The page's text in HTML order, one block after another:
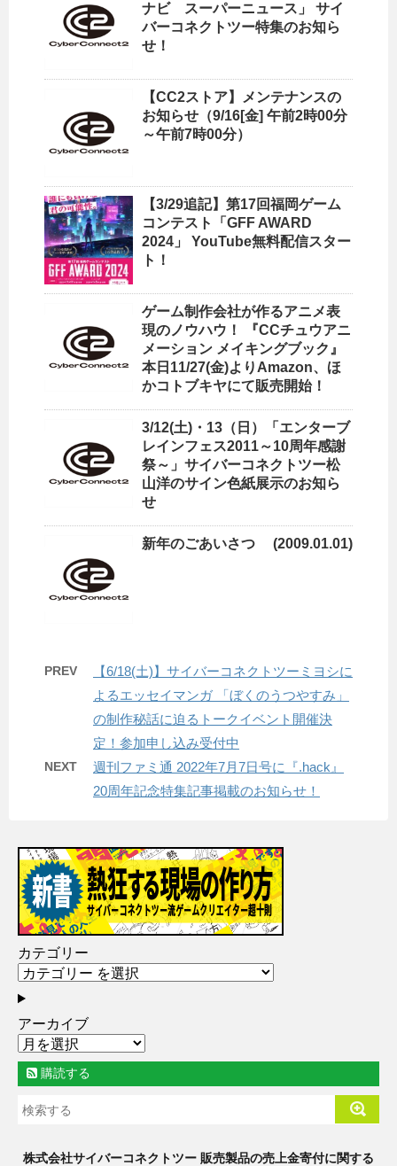
ナビ スーパーニュース」 サイ
バーコネクトツー特集のお知ら
せ！
【CC2ストア】メンテナンスの
お知らせ（9/16[金] 午前2時00分
～午前7時00分）
【3/29追記】第17回福岡ゲーム
コンテスト「GFF AWARD
2024」 YouTube無料配信スター
ト！
ゲーム制作会社が作るアニメ表
現のノウハウ！ 『CCチュウアニ
メーション メイキングブック』
本日11/27(金)よりAmazon、ほ
かコトブキヤにて販売開始！
3/12(土)・13（日）「エンターブ
レインフェス2011～10周年感謝
祭～」サイバーコネクトツー松
山洋のサイン色紙展示のお知ら
せ
新年のごあいさつ (2009.01.01)
PREV
【6/18(土)】サイバーコネクトツーミヨシに
よるエッセイマンガ 「ぼくのうつやすみ」
の制作秘話に迫るトークイベント開催決
定！参加申し込み受付中
NEXT
週刊ファミ通 2022年7月7日号に『.hack』
20周年記念特集記事掲載のお知らせ！
カテゴリー
アーカイブ
購読する
株式会社サイバーコネクトツー 販売製品の売上金寄付に関する